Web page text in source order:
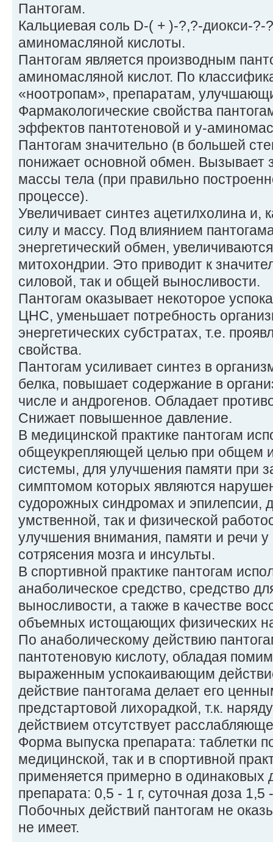
Пантогам.
Кальциевая соль D-( + )-?,?-диокси-
аминомасляной кислоты.
Пантогам является производным
аминомасляной кислот. По
«ноотропам», препаратам,
Фармакологические свойства
эффектов пантотеновой и у-
Пантогам значительно (в большей
понижает основной обмен. Вызывает
массы тела (при правильно
процессе).
Увеличивает синтез ацетилхолина и,
силу и массу. Под влиянием
энергетический обмен,
митохондрии. Это приводит к
силовой, так и общей выносливости.
Пантогам оказывает некоторое
ЦНС, уменьшает потребность
энергетических субстратах, т.е.
свойства.
Пантогам усиливает синтез в
белка, повышает содержание в
числе и андрогенов. Обладает
Снижает повышенное давление.
В медицинской практике пантогам
общеукрепляющей целью при общем
системы, для улучшения памяти при
симптомом которых являются
судорожных синдромах и эпилепсии,
умственной, так и физической
улучшения внимания, памяти и речи
сотрясения мозга и инсульты.
В спортивной практике пантогам
анаболическое средство, средство
выносливости, а также в качестве
объемных истощающих физических
По анаболическому действию
пантотеновую кислоту, обладая
выраженным успокаивающим
действие пантогама делает его
предстартовой лихорадкой, т.к.
действием отсутствует
Форма выпуска препарата: таблетки
медицинской, так и в спортивной
применяется примерно в одинаковых
препарата: 0,5 - 1 г, суточная доза 1,5
Побочных действий пантогам не
не имеет.